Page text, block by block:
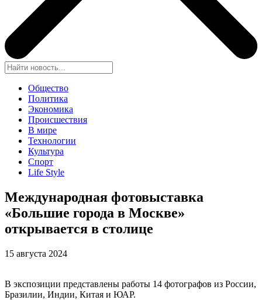
Общество
Политика
Экономика
Происшествия
В мире
Технологии
Культура
Спорт
Life Style
Международная фотовыставка
«Большие города в Москве»
открывается в столице
15 августа 2024
В экспозиции представлены работы 14 фотографов из России,
Бразилии, Индии, Китая и ЮАР.